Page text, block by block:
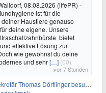
08.08.2026 (lifePR) -
ist für die
Haustiere genauso
deine eigene. Unsere
bietet
effektive Lösung zur
wie gewöhnst du deine
und sehr[…] (00)
vor 7 Stunden
besucht Handwerksbetrieb im Kammerbezirk Freiburg